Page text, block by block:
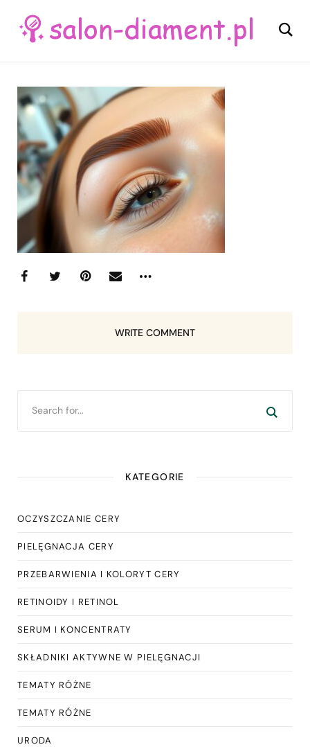
WRITE COMMENT
KATEGORIE
OCZYSZCZANIE CERY
PIELĘGNACJA CERY
PRZEBARWIENIA I KOLORYT CERY
RETINOIDY I RETINOL
SERUM I KONCENTRATY
SKŁADNIKI AKTYWNE W PIELĘGNACJI
TEMATY RÓŻNE
TEMATY RÓŻNE
URODA